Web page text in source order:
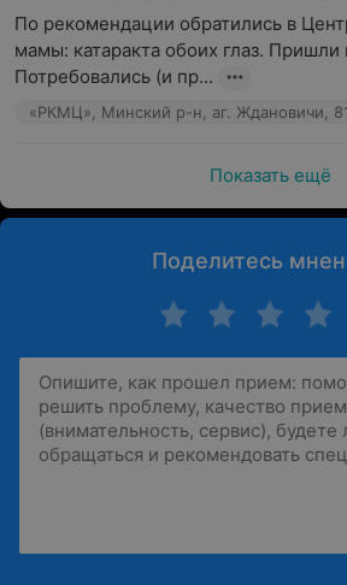
По рекомендации обратились в
мамы: катаракта обоих глаз. Пришли
Потребовались (и пр...
«РКМЦ», Минский р-н, аг. Ждановичи,
Показать ещё
Поделитесь